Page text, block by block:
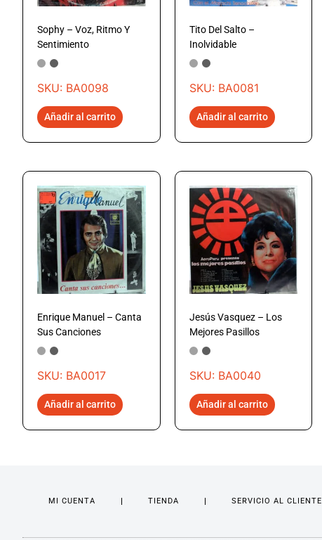
Sophy – Voz, Ritmo Y
Sentimiento
SKU: BA0098
Añadir al carrito
Tito Del Salto –
Inolvidable
SKU: BA0081
Añadir al carrito
Enrique Manuel – Canta
Sus Canciones
SKU: BA0017
Añadir al carrito
Jesús Vasquez – Los
Mejores Pasillos
SKU: BA0040
Añadir al carrito
MI CUENTA TIENDA SERVICIO AL CLIENTE